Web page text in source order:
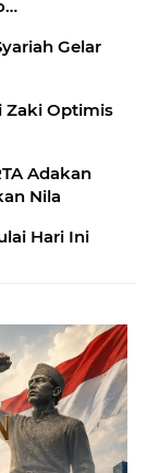
Gelar
Zaki Optimis
Adakan
Nila
Hari Ini